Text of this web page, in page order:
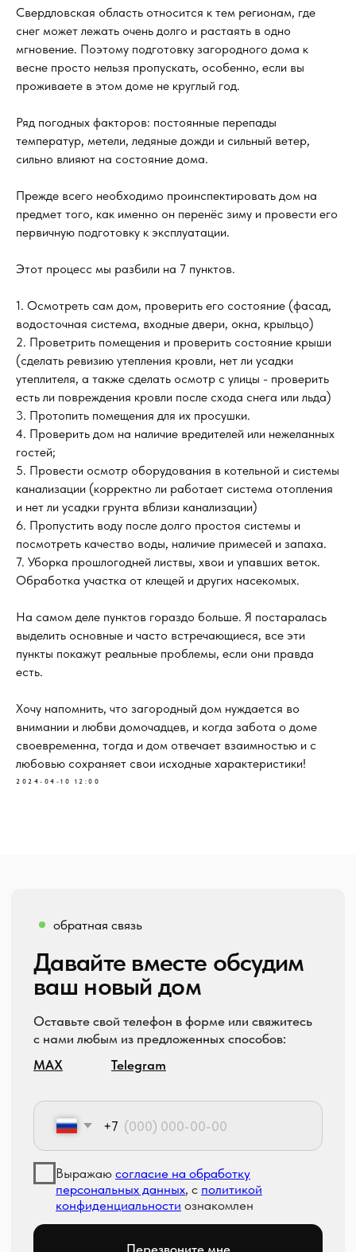
Свердловская область относится к тем регионам, где
снег может лежать очень долго и растаять в одно
мгновение. Поэтому подготовку загородного дома к
весне просто нельзя пропускать, особенно, если вы
проживаете в этом доме не круглый год.
Ряд погодных факторов: постоянные перепады
температур, метели, ледяные дожди и сильный ветер,
сильно влияют на состояние дома.
Прежде всего необходимо проинспектировать дом на
предмет того, как именно он перенёс зиму и провести его
первичную подготовку к эксплуатации.
Этот процесс мы разбили на 7 пунктов.
1. Осмотреть сам дом, проверить его состояние (фасад,
водосточная система, входные двери, окна, крыльцо)
2. Проветрить помещения и проверить состояние крыши
(сделать ревизию утепления кровли, нет ли усадки
утеплителя, а также сделать осмотр с улицы - проверить
есть ли повреждения кровли после схода снега или льда)
3. Протопить помещения для их просушки.
4. Проверить дом на наличие вредителей или нежеланных
гостей;
5. Провести осмотр оборудования в котельной и системы
канализации (корректно ли работает система отопления
и нет ли усадки грунта вблизи канализации)
6. Пропустить воду после долго простоя системы и
посмотреть качество воды, наличие примесей и запаха.
7. Уборка прошлогодней листвы, хвои и упавших веток.
Обработка участка от клещей и других насекомых.
На самом деле пунктов гораздо больше. Я постаралась
выделить основные и часто встречающиеся, все эти
пункты покажут реальные проблемы, если они правда
есть.
Хочу напомнить, что загородный дом нуждается во
внимании и любви домочадцев, и когда забота о доме
своевременна, тогда и дом отвечает взаимностью и с
любовью сохраняет свои исходные характеристики!
2024-04-10 12:00
Давайте вместе обсудим
ваш новый дом
Оставьте свой телефон в форме или свяжитесь
с нами любым из предложенных способов:
MAX Telegram
обратная связь
+7
Выражаю согласие на обработку
Перезвоните мне
+7 (343) 206-22-77
Отдел продаж:
disc.concept5@yandex.ru
Написать нам:
Скандинавский
Гаражи, бани, навесы
Построенные дома
Индивидуальное проектирование
Модульные бани
О компании
Контакты